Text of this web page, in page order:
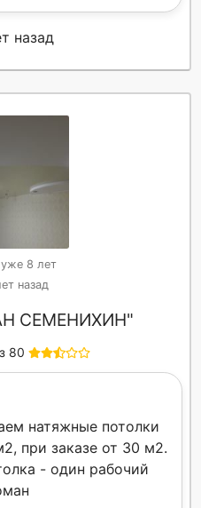
назад
8 лет
назад
СЕМЕНИХИН"
80
натяжные потолки
при заказе от 30 м2.
- один рабочий